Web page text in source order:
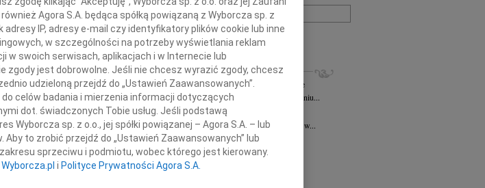
+ szukanie zaawansowane
INNE NEKROLOGI
Krzysztof Niespodzianski 10.11.2025
Kielce
Z ogromnym smutkiem informujemy, że w dniu...
Edmund Niziurski11.07.2025
W dniu 13 lipca 2025 roku o godzinie 18.00 w...
Maria Bałuka-Horecka05.03.2025
Serdeczne podziękowania Wszystkim,...
17.02.2025Kielce
Agora S.A. będąca spółką powiązaną z Wyborcza sp. z
IP, adresy e-mail czy identyfikatory plików cookie lub inne
w szczególności na potrzeby wyświetlania reklam
w swoich serwisach, aplikacjach i w Internecie lub
zgody jest dobrowolne. Jeśli nie chcesz wyrazić zgody, chcesz
udzieloną przejdź do „Ustawień Zaawansowanych”.
celów badania i mierzenia informacji dotyczących
dot. świadczonych Tobie usług. Jeśli podstawą
sp. z o.o., jej spółki powiązanej – Agora S.A. – lub
to zrobić przejdź do „Ustawień Zaawansowanych” lub
sprzeciwu i podmiotu, wobec którego jest kierowany.
i Polityce Prywatności Agora S.A.